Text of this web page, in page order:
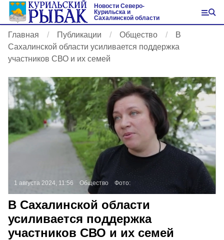
Новости Северо-
Курильска и
Сахалинской области
Главная Публикации Общество
В
Сахалинской области усиливается поддержка
участников СВО и их семей
1 августа 2024, 11:56 Общество Фото:
В Сахалинской области
усиливается поддержка
участников СВО и их семей